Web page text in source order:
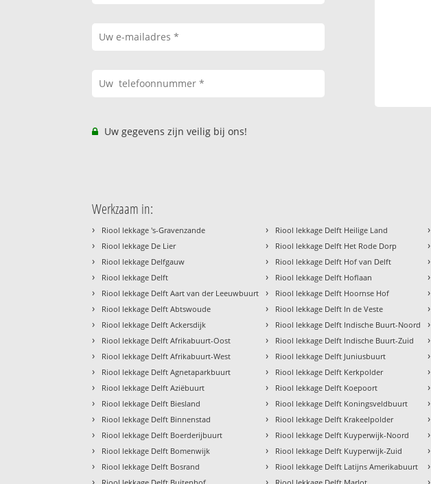
Uw gegevens zijn veilig bij ons!
Werkzaam in:
› Riool lekkage 's-Gravenzande
› Riool lekkage De Lier
› Riool lekkage Delfgauw
› Riool lekkage Delft
› Riool lekkage Delft Aart van der Leeuwbuurt
› Riool lekkage Delft Abtswoude
› Riool lekkage Delft Ackersdijk
› Riool lekkage Delft Afrikabuurt-Oost
› Riool lekkage Delft Afrikabuurt-West
› Riool lekkage Delft Agnetaparkbuurt
› Riool lekkage Delft Aziëbuurt
› Riool lekkage Delft Biesland
› Riool lekkage Delft Binnenstad
› Riool lekkage Delft Boerderijbuurt
› Riool lekkage Delft Bomenwijk
› Riool lekkage Delft Bosrand
›
› Riool lekkage Delft Heilige Land
› Riool lekkage Delft Het Rode Dorp
› Riool lekkage Delft Hof van Delft
› Riool lekkage Delft Hoflaan
› Riool lekkage Delft Hoornse Hof
› Riool lekkage Delft In de Veste
› Riool lekkage Delft Indische Buurt-Noord
› Riool lekkage Delft Indische Buurt-Zuid
› Riool lekkage Delft Juniusbuurt
› Riool lekkage Delft Kerkpolder
› Riool lekkage Delft Koepoort
› Riool lekkage Delft Koningsveldbuurt
› Riool lekkage Delft Krakeelpolder
› Riool lekkage Delft Kuyperwijk-Noord
› Riool lekkage Delft Kuyperwijk-Zuid
› Riool lekkage Delft Latijns Amerikabuurt
›
›
›
›
›
›
›
›
›
›
›
›
›
›
›
›
›
›